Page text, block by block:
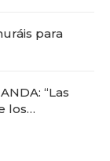
para
“Las
los